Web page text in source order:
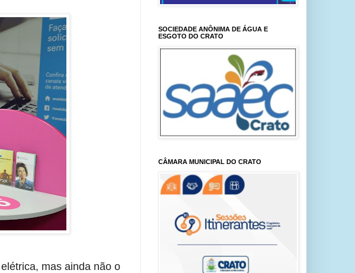
mas ainda não o
SOCIEDADE ANÔNIMA DE ÁGUA E
ESGOTO DO CRATO
CÂMARA MUNICIPAL DO CRATO